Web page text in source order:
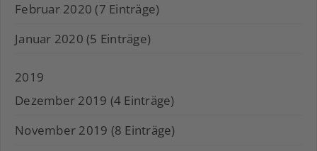
Februar 2020 (7 Einträge)
Januar 2020 (5 Einträge)
2019
Dezember 2019 (4 Einträge)
November 2019 (8 Einträge)